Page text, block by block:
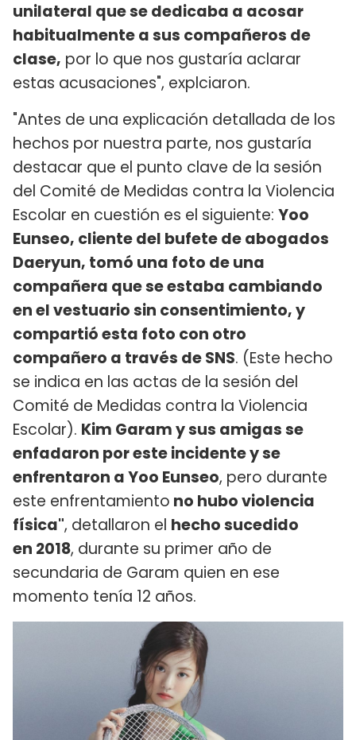
unilateral que se dedicaba a acosar
habitualmente a sus compañeros de
clase, por lo que nos gustaría aclarar
estas acusaciones", explciaron.
"Antes de una explicación detallada de los
hechos por nuestra parte, nos gustaría
destacar que el punto clave de la sesión
del Comité de Medidas contra la Violencia
Escolar en cuestión es el siguiente: Yoo
Eunseo, cliente del bufete de abogados
Daeryun, tomó una foto de una
compañera que se estaba cambiando
en el vestuario sin consentimiento, y
compartió esta foto con otro
compañero a través de SNS. (Este hecho
se indica en las actas de la sesión del
Comité de Medidas contra la Violencia
Escolar). Kim Garam y sus amigas se
enfadaron por este incidente y se
enfrentaron a Yoo Eunseo, pero durante
este enfrentamiento no hubo violencia
física", detallaron el hecho sucedido
en 2018, durante su primer año de
secundaria de Garam quien en ese
momento tenía 12 años.